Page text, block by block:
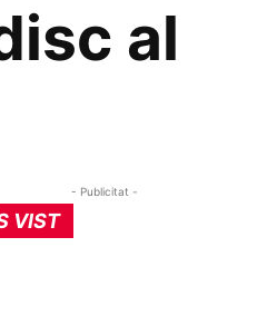
al
- Publicitat -
VIST